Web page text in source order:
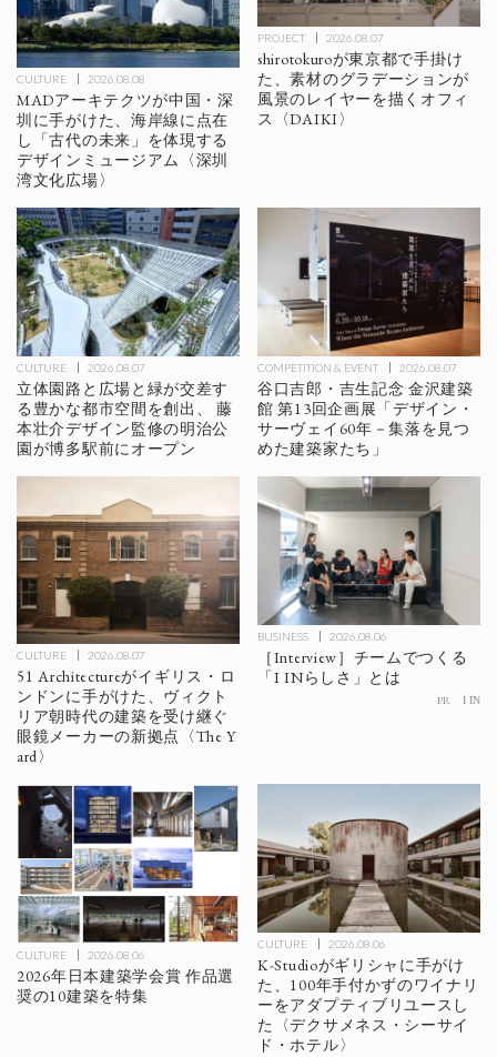
CULTURE 2026.08.08
MADアーキテクツが中国・深
圳に手がけた、海岸線に点在
し「古代の未来」を体現する
デザインミュージアム〈深圳
湾文化広場〉
PROJECT 2026.08.07
shirotokuroが東京都で手掛け
た、素材のグラデーションが
風景のレイヤーを描くオフィ
ス〈DAIKI〉
CULTURE 2026.08.07
立体園路と広場と緑が交差す
る豊かな都市空間を創出、 藤
本壮介デザイン監修の明治公
園が博多駅前にオープン
COMPETITION & EVENT 2026.08.07
谷口吉郎・吉生記念 金沢建築
館 第13回企画展「デザイン・
サーヴェイ60年－集落を見つ
めた建築家たち」
CULTURE 2026.08.07
51 Architectureがイギリス・ロ
ンドンに手がけた、ヴィクト
リア朝時代の建築を受け継ぐ
眼鏡メーカーの新拠点〈The Y
ard〉
BUSINESS 2026.08.06
［Interview］チームでつくる
「I INらしさ」とは
PR I IN
CULTURE 2026.08.06
2026年日本建築学会賞 作品選
奨の10建築を特集
CULTURE 2026.08.06
K-Studioがギリシャに手がけ
た、100年手付かずのワイナリ
ーをアダプティブリユースし
た〈デクサメネス・シーサイ
ド・ホテル〉